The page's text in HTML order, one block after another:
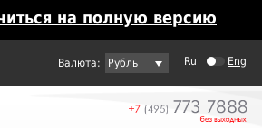
на полную версию
Рубль Ru Eng